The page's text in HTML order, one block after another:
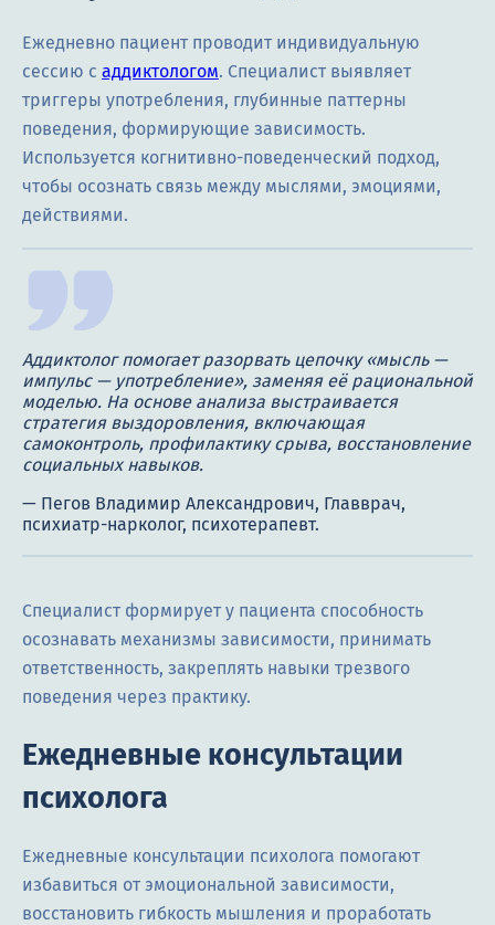
Ежедневно пациент проводит индивидуальную
сессию с аддиктологом. Специалист выявляет
триггеры употребления, глубинные паттерны
поведения, формирующие зависимость.
Используется когнитивно-поведенческий подход,
чтобы осознать связь между мыслями, эмоциями,
действиями.
Аддиктолог помогает разорвать цепочку «мысль —
импульс — употребление», заменяя её рациональной
моделью. На основе анализа выстраивается
стратегия выздоровления, включающая
самоконтроль, профилактику срыва, восстановление
социальных навыков.
Специалист формирует у пациента способность
осознавать механизмы зависимости, принимать
ответственность, закреплять навыки трезвого
поведения через практику.
Ежедневные консультации
психолога
Ежедневные консультации психолога помогают
избавиться от эмоциональной зависимости,
восстановить гибкость мышления и проработать